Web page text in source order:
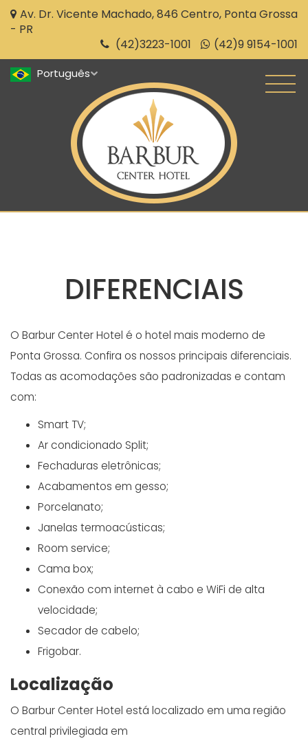
Av. Dr. Vicente Machado, 846 Centro, Ponta Grossa
- PR
(42)3223-1001
(42)9 9154-1001
DIFERENCIAIS
O Barbur Center Hotel é o hotel mais moderno de
Ponta Grossa. Confira os nossos principais diferenciais.
Todas as acomodações são padronizadas e contam
com:
Smart TV;
Ar condicionado Split;
Fechaduras eletrônicas;
Acabamentos em gesso;
Porcelanato;
Janelas termoacústicas;
Room service;
Cama box;
Conexão com internet à cabo e WiFi de alta
velocidade;
Secador de cabelo;
Frigobar.
Localização
O Barbur Center Hotel está localizado em uma região
central privilegiada em